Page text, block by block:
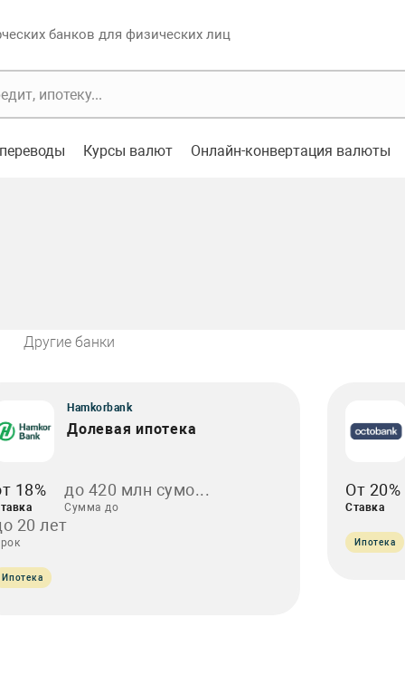
банков для физических лиц
Курсы валют Онлайн-конвертация валюты
Другие банки
Hamkorbank
Долевая ипотека
18% до 420 млн сумо...
Сумма до
20 лет
Ипотека
От 20%
Ставка
Ипотека